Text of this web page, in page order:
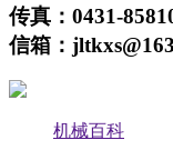
传真：0431-
信箱：
机械百科